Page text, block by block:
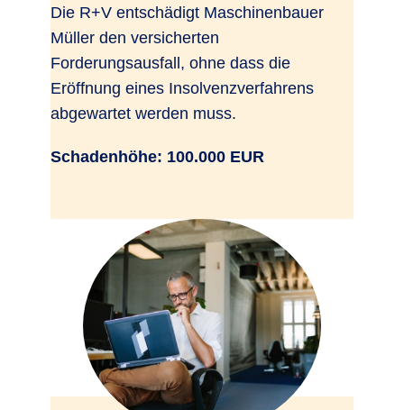
Die R+V entschädigt Maschinenbauer
Müller den versicherten
Forderungsausfall, ohne dass die
Eröffnung eines Insolvenzverfahrens
abgewartet werden muss.
Schadenhöhe: 100.000 EUR